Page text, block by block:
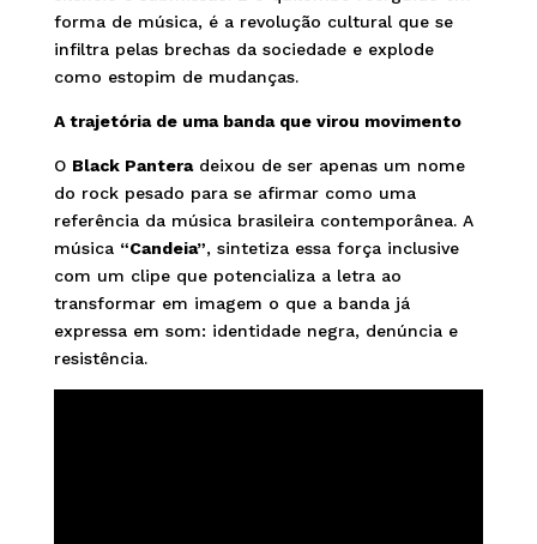
forma de música, é a revolução cultural que se
infiltra pelas brechas da sociedade e explode
como estopim de mudanças.
A trajetória de uma banda que virou movimento
O Black Panteradeixou de ser apenas um nome
do rock pesado para se afirmar como uma
referência da música brasileira contemporânea. A
música “Candeia”, sintetiza essa força inclusive
com um clipe que potencializa a letra ao
transformar em imagem o que a banda já
expressa em som: identidade negra, denúncia e
resistência.